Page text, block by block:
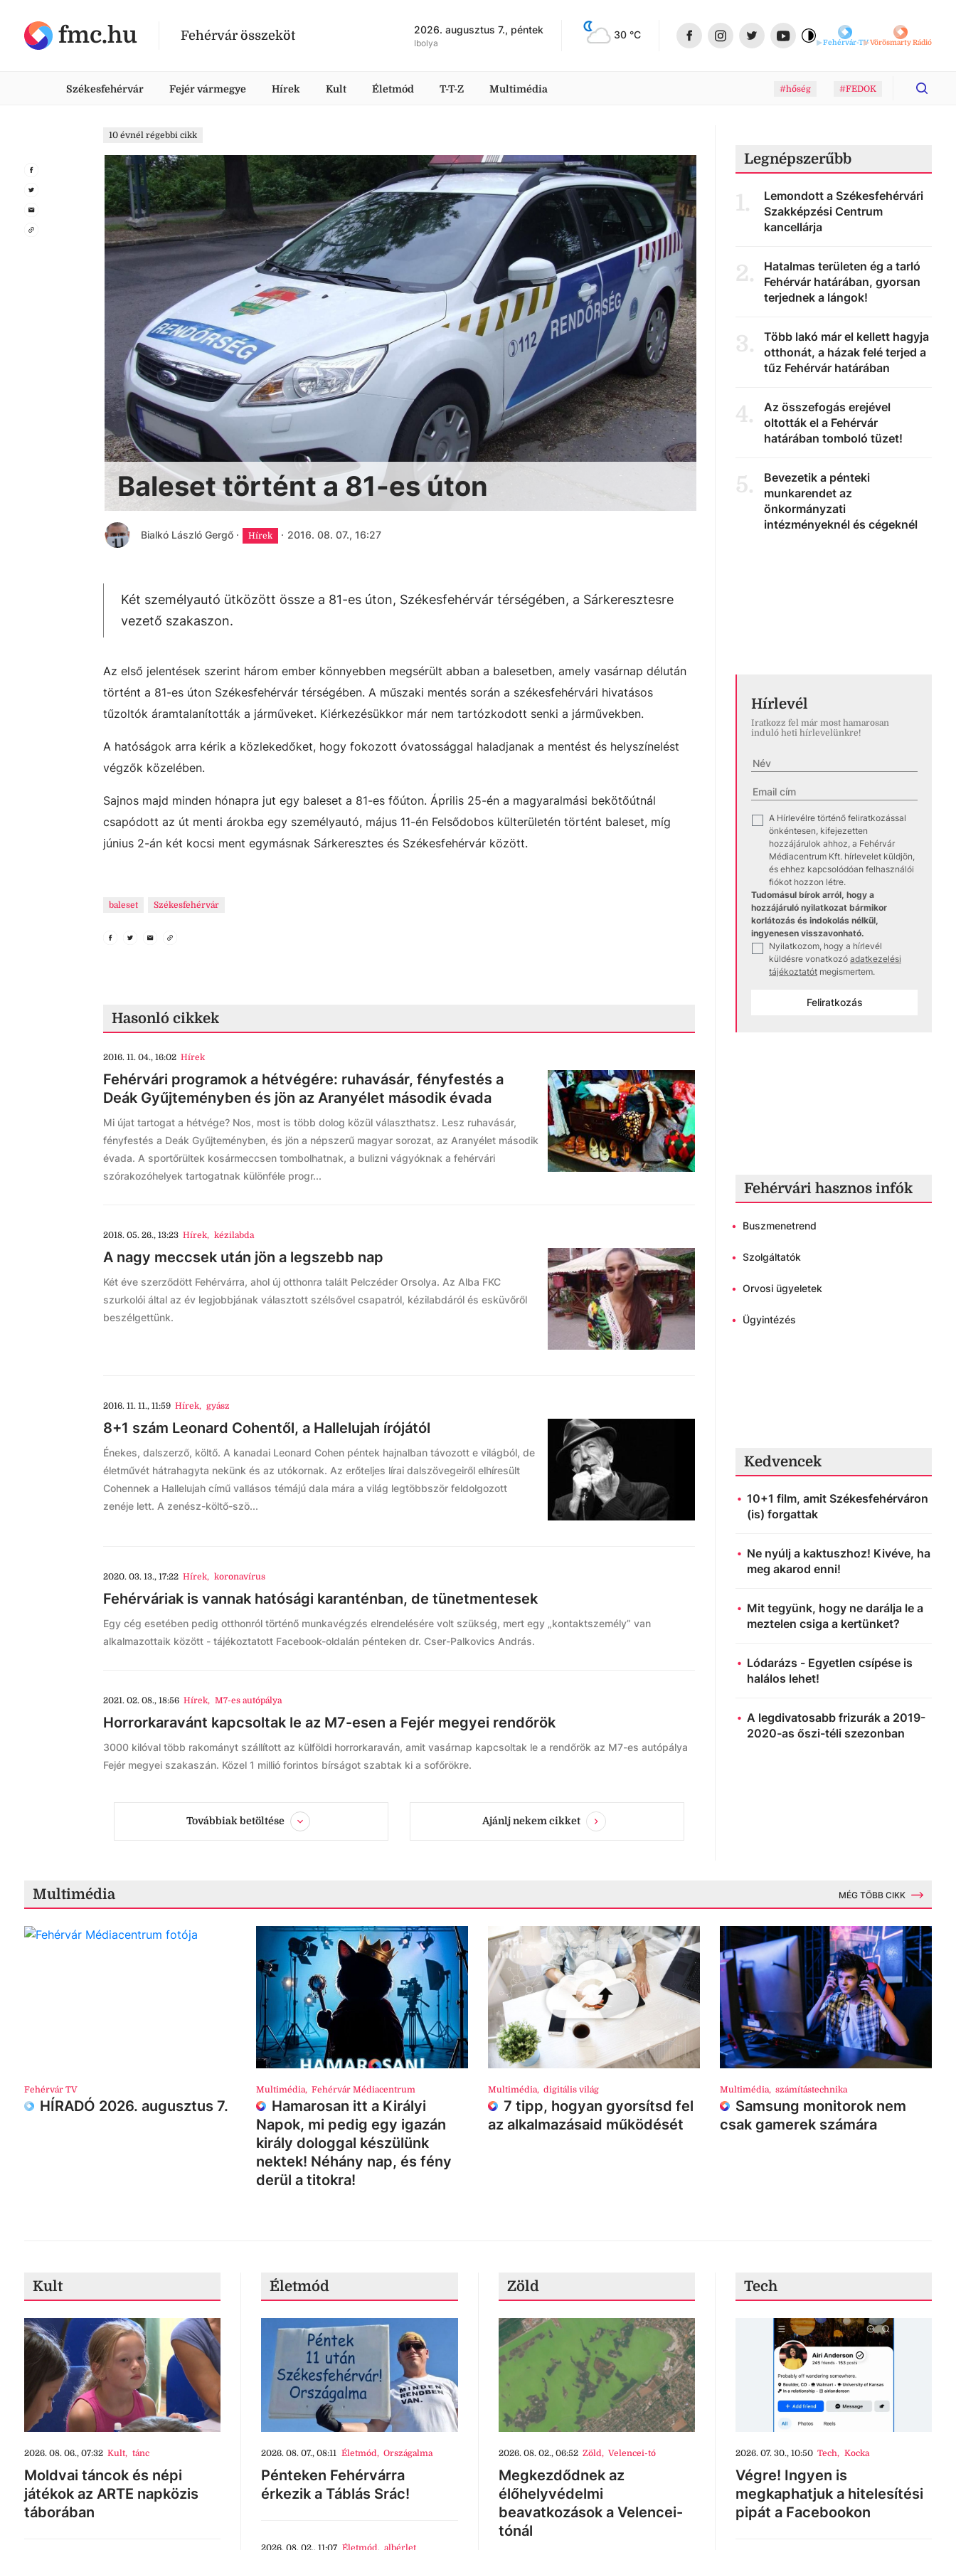
fmc.hu Fehérvár összeköt 2026. augusztus 7., péntek
Ibolya
30 °C
Fehérvár-TVVörösmarty Rádió
Székesfehérvár Fejér vármegye Hírek Kult Életmód T-T-Z Multimédia #hőség #FEDOK
10 évnél régebbi cikk
Baleset történt a 81-es úton
Bialkó László Gergő · Hírek · 2016. 08. 07., 16:27
Két személyautó ütközött össze a 81-es úton, Székesfehérvár térségében, a Sárkeresztesre
vezető szakaszon.
Az első jelentések szerint három ember könnyebben megsérült abban a balesetben, amely vasárnap délután
történt a 81-es úton Székesfehérvár térségében. A műszaki mentés során a székesfehérvári hivatásos
tűzoltók áramtalanították a járműveket. Kiérkezésükkor már nem tartózkodott senki a járművekben.
A hatóságok arra kérik a közlekedőket, hogy fokozott óvatossággal haladjanak a mentést és helyszínelést
végzők közelében.
Sajnos majd minden hónapra jut egy baleset a 81-es főúton. Április 25-én a magyaralmási bekötőútnál
csapódott az út menti árokba egy személyautó, május 11-én Felsődobos külterületén történt baleset, míg
június 2-án két kocsi ment egymásnak Sárkeresztes és Székesfehérvár között.
baleset Székesfehérvár
Hasonló cikkek
2016. 11. 04., 16:02 Hírek
Fehérvári programok a hétvégére: ruhavásár, fényfestés a
Deák Gyűjteményben és jön az Aranyélet második évada
Mi újat tartogat a hétvége? Nos, most is több dolog közül választhatsz. Lesz ruhavásár,
fényfestés a Deák Gyűjteményben, és jön a népszerű magyar sorozat, az Aranyélet második
évada. A sportőrültek kosármeccsen tombolhatnak, a bulizni vágyóknak a fehérvári
szórakozóhelyek tartogatnak különféle progr...
2018. 05. 26., 13:23 Hírek, kézilabda
A nagy meccsek után jön a legszebb nap
Két éve szerződött Fehérvárra, ahol új otthonra talált Pelczéder Orsolya. Az Alba FKC
szurkolói által az év legjobbjának választott szélsővel csapatról, kézilabdáról és esküvőről
beszélgettünk.
2016. 11. 11., 11:59 Hírek, gyász
8+1 szám Leonard Cohentől, a Hallelujah írójától
Énekes, dalszerző, költő. A kanadai Leonard Cohen péntek hajnalban távozott e világból, de
életművét hátrahagyta nekünk és az utókornak. Az erőteljes lírai dalszövegeiről elhíresült
Cohennek a Hallelujah című vallásos témájú dala mára a világ legtöbbször feldolgozott
zenéje lett. A zenész-költő-szö...
2020. 03. 13., 17:22 Hírek, koronavírus
Fehérváriak is vannak hatósági karanténban, de tünetmentesek
Egy cég esetében pedig otthonról történő munkavégzés elrendelésére volt szükség, mert egy „kontaktszemély” van
alkalmazottaik között - tájékoztatott Facebook-oldalán pénteken dr. Cser-Palkovics András.
2021. 02. 08., 18:56 Hírek, M7-es autópálya
Horrorkaravánt kapcsoltak le az M7-esen a Fejér megyei rendőrök
3000 kilóval több rakományt szállított az külföldi horrorkaraván, amit vasárnap kapcsoltak le a rendőrök az M7-es autópálya
Fejér megyei szakaszán. Közel 1 millió forintos bírságot szabtak ki a sofőrökre.
Továbbiak betöltése Ajánlj nekem cikket
Legnépszerűbb
1.
Lemondott a Székesfehérvári
Szakképzési Centrum
kancellárja
2.
Hatalmas területen ég a tarló
Fehérvár határában, gyorsan
terjednek a lángok!
3.
Több lakó már el kellett hagyja
otthonát, a házak felé terjed a
tűz Fehérvár határában
4.
Az összefogás erejével
oltották el a Fehérvár
határában tomboló tüzet!
5.
Bevezetik a pénteki
munkarendet az
önkormányzati
intézményeknél és cégeknél
Hírlevél
Iratkozz fel már most hamarosan
induló heti hírlevelünkre!
A Hírlevélre történő feliratkozással
önkéntesen, kifejezetten
hozzájárulok ahhoz, a Fehérvár
Médiacentrum Kft. hírlevelet küldjön,
és ehhez kapcsolódóan felhasználói
fiókot hozzon létre.
Tudomásul bírok arról, hogy a
hozzájáruló nyilatkozat bármikor
korlátozás és indokolás nélkül,
ingyenesen visszavonható.
Nyilatkozom, hogy a hírlevél
küldésre vonatkozó adatkezelési
tájékoztatót megismertem.
Feliratkozás
Fehérvári hasznos infók
• Buszmenetrend
• Szolgáltatók
• Orvosi ügyeletek
• Ügyintézés
Kedvencek
10+1 film, amit Székesfehérváron
(is) forgattak
Ne nyúlj a kaktuszhoz! Kivéve, ha
meg akarod enni!
Mit tegyünk, hogy ne darálja le a
meztelen csiga a kertünket?
Lódarázs - Egyetlen csípése is
halálos lehet!
A legdivatosabb frizurák a 2019-
2020-as őszi-téli szezonban
Multimédia MÉG TÖBB CIKK
Fehérvár TV
HÍRADÓ 2026. augusztus 7.
Multimédia, Fehérvár Médiacentrum
Hamarosan itt a Királyi
Napok, mi pedig egy igazán
király dologgal készülünk
nektek! Néhány nap, és fény
derül a titokra!
Multimédia, digitális világ
7 tipp, hogyan gyorsítsd fel
az alkalmazásaid működését
Multimédia, számítástechnika
Samsung monitorok nem
csak gamerek számára
Kult
2026. 08. 06., 07:32 Kult, tánc
Moldvai táncok és népi
játékok az ARTE napközis
táborában
Életmód
2026. 08. 07., 08:11 Életmód, Országalma
Pénteken Fehérvárra
érkezik a Táblás Srác!
2026. 08. 02., 11:07 Életmód , albérlet
Zöld
2026. 08. 02., 06:52 Zöld, Velencei-tó
Megkezdődnek az
élőhelyvédelmi
beavatkozások a Velencei-
tónál
Tech
2026. 07. 30., 10:50 Tech, Kocka
Végre! Ingyen is
megkaphatjuk a hitelesítési
pipát a Facebookon